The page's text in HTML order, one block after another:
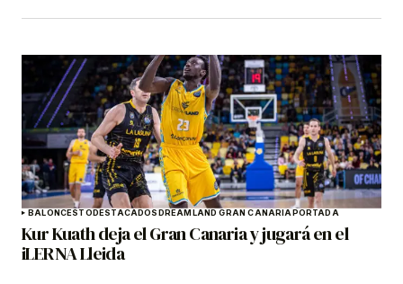
BALONCESTODESTACADOSDREAMLAND GRAN CANARIAPORTADA
Kur Kuath deja el Gran Canaria y jugará en el
iLERNA Lleida